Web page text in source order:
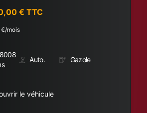
€ TTC
€/mois
Auto. Gazole
le véhicule